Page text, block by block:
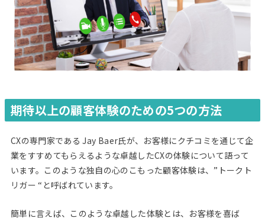
期待以上の顧客体験のための5つの方法
CXの専門家である Jay Baer氏が、お客様にクチコミを通じて企
業をすすめてもらえるような卓越したCXの体験について語って
います。このような独自の心のこもった顧客体験は、”トークト
リガー “と呼ばれています。
簡単に言えば、このような卓越した体験とは、お客様を喜ば